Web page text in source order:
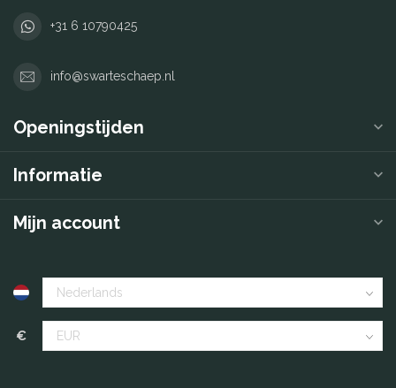
+31 6 10790425
info@swarteschaep.nl
Openingstijden
Informatie
Mijn account
€